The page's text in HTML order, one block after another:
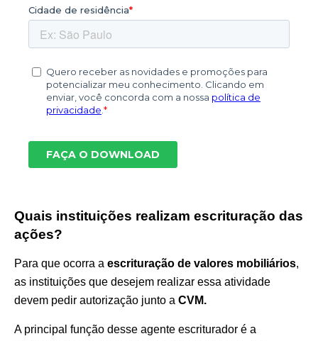
Quais instituições realizam escrituração das
ações?
Para que ocorra a escrituração de valores mobiliários,
as instituições que desejem realizar essa atividade
devem pedir autorização junto a CVM.
A principal função desse agente escriturador é a